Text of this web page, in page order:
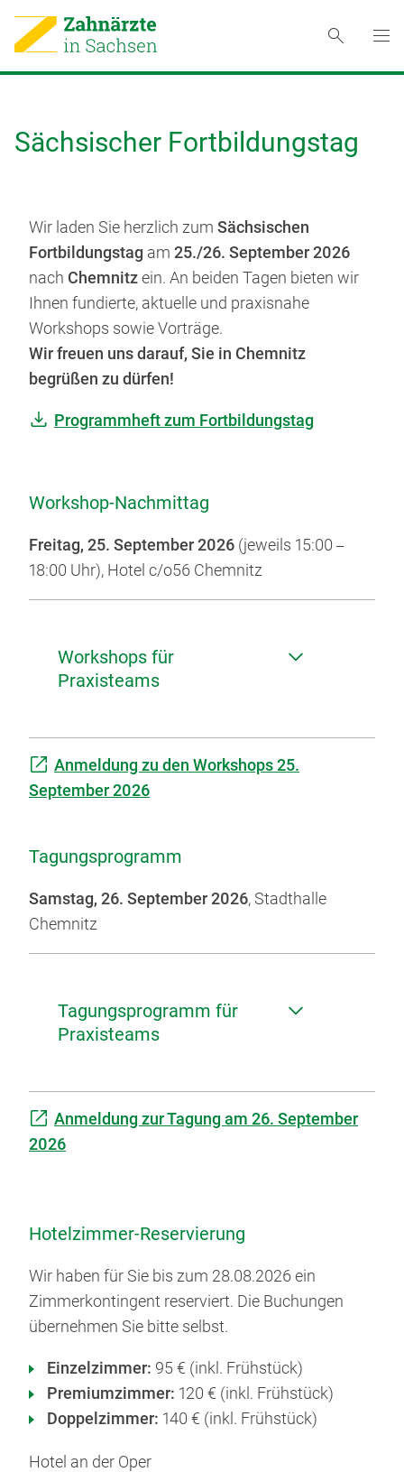
Sächsischer Fortbildungstag
Wir laden Sie herzlich zum Sächsischen
Fortbildungstag am 25./26. September 2026
nach Chemnitzein. An beiden Tagen bieten wir
Ihnen fundierte, aktuelle und praxisnahe
Workshops sowie Vorträge.
Wir freuen uns darauf, Sie in Chemnitz
begrüßen zu dürfen!
Programmheft zum Fortbildungstag
Workshop-Nachmittag
Freitag, 25. September 2026 (jeweils 15:00 –
18:00 Uhr), Hotel c/o56 Chemnitz
Workshops für
Praxisteams
Anmeldung zu den Workshops 25.
September 2026
Tagungsprogramm
Samstag, 26. September 2026, Stadthalle
Chemnitz
Tagungsprogramm für
Praxisteams
Anmeldung zur Tagung am 26. September
2026
Hotelzimmer-Reservierung
Wir haben für Sie bis zum 28.08.2026 ein
Zimmerkontingent reserviert. Die Buchungen
übernehmen Sie bitte selbst.
Einzelzimmer: 95 € (inkl. Frühstück)
Premiumzimmer: 120 € (inkl. Frühstück)
Doppelzimmer: 140 € (inkl. Frühstück)
Hotel an der Oper